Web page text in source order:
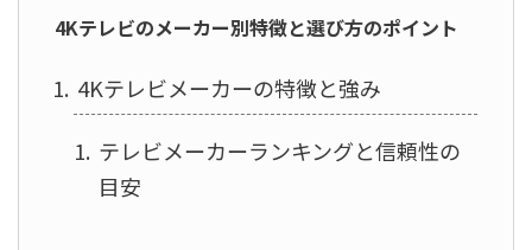
4Kテレビのメーカー別特徴と選び方のポイント
4Kテレビメーカーの特徴と強み
テレビメーカーランキングと信頼性の
目安